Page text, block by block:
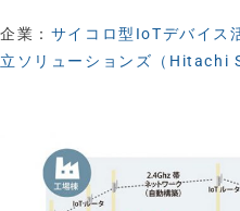
企業： サイコロ型IoTデバイス
立ソリューションズ（Hitachi